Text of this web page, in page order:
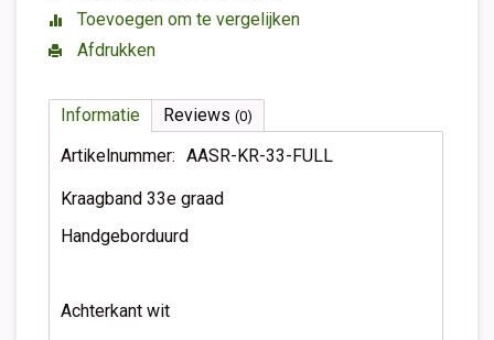
Toevoegen om te vergelijken
Afdrukken
Informatie Reviews (0)
Artikelnummer: AASR-KR-33-FULL
Kraagband 33e graad
Handgeborduurd
Achterkant wit